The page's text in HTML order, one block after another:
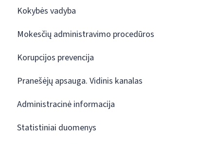
Kokybės vadyba
Mokesčių administravimo procedūros
Korupcijos prevencija
Pranešėjų apsauga. Vidinis kanalas
Administracinė informacija
Statistiniai duomenys